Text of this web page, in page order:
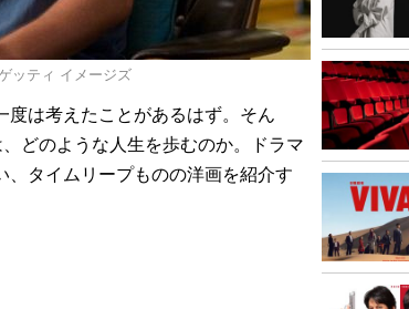
ッティ イメージズ
は考えたことがあるはず。そん
どのような人生を歩むのか。ドラマ
、タイムリープものの洋画を紹介す